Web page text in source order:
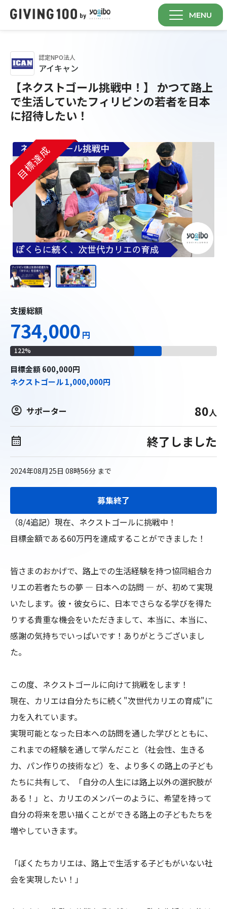
MENU
アイキャン
認定NPO法人
【ネクストゴール挑戦中！】 かつて路上
で生活していたフィリピンの若者を日本
に招待したい！
目標達成
目標達成
支援総額
734,000 円
122%
目標金額 600,000円
ネクストゴール1,000,000円
サポーター 80人
終了しました
2024年08月25日 08時56分 まで
募集終了
（8/4追記）現在、ネクストゴールに挑戦中！
目標金額である60万円を達成することができました！
皆さまのおかげで、路上での生活経験を持つ協同組合カ
リエの若者たちの夢 ― 日本への訪問 ― が、初めて実現
いたします。彼・彼女らに、日本でさらなる学びを得た
りする貴重な機会をいただきまして、本当に、本当に、
感謝の気持ちでいっぱいです！ありがとうございまし
た。
この度、ネクストゴールに向けて挑戦をします！
現在、カリエは自分たちに続く"次世代カリエの育成"に
力を入れています。
実現可能となった日本への訪問を通した学びとともに、
これまでの経験を通して学んだこと（社会性、生きる
力、パン作りの技術など）を、より多くの路上の子ども
たちに共有して、「自分の人生には路上以外の選択肢が
ある！」と、カリエのメンバーのように、希望を持って
自分の将来を思い描くことができる路上の子どもたちを
増やしていきます。
「ぼくたちカリエは、路上で生活する子どもがいない社
会を実現したい！」